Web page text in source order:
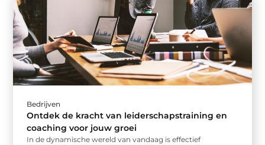
Bedrijven
Ontdek de kracht van leiderschapstraining en
coaching voor jouw groei
In de dynamische wereld van vandaag is effectief